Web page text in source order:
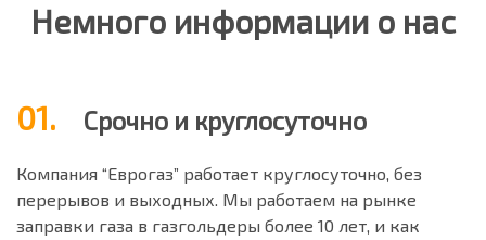
Немного информации о нас
01. Срочно и круглосуточно
Компания “Еврогаз” работает круглосуточно, без
перерывов и выходных. Мы работаем на рынке
заправки газа в газгольдеры более 10 лет, и как